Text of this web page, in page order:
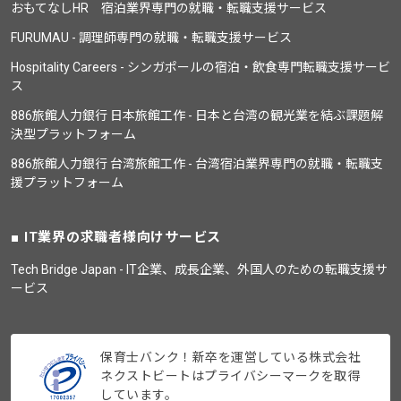
おもてなしHR 宿泊業界専門の就職・転職支援サービス
FURUMAU - 調理師専門の就職・転職支援サービス
Hospitality Careers - シンガポールの宿泊・飲食専門転職支援サービ
ス
886旅館人力銀行 日本旅館工作 - 日本と台湾の観光業を結ぶ課題解
決型プラットフォーム
886旅館人力銀行 台湾旅館工作 - 台湾宿泊業界専門の就職・転職支
援プラットフォーム
IT業界の求職者様向けサービス
Tech Bridge Japan - IT企業、成長企業、外国人のための転職支援サ
ービス
保育士バンク！新卒を運営している株式会社
ネクストビートはプライバシーマークを取得
しています。